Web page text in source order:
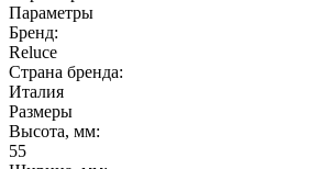
Параметры
Бренд:
Reluce
Страна бренда:
Италия
Размеры
Высота, мм:
55